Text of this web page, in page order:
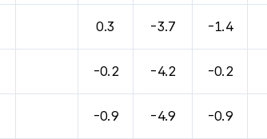
0.3 -3.7 -1.4
-0.2 -4.2 -0.2
-0.9 -4.9 -0.9